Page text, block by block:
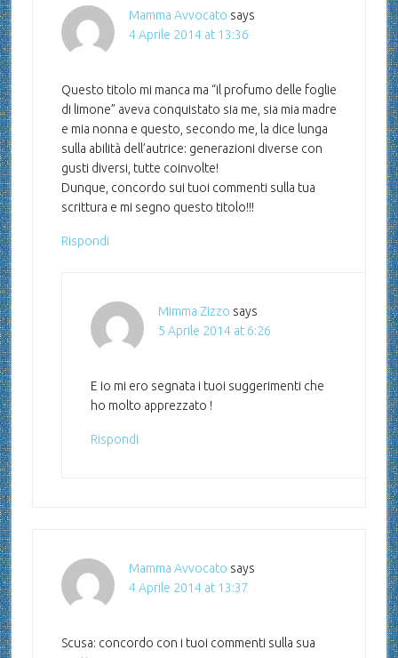
Mamma Avvocato says
4 Aprile 2014 at 13:36
Questo titolo mi manca ma “il profumo delle foglie
di limone” aveva conquistato sia me, sia mia madre
e mia nonna e questo, secondo me, la dice lunga
sulla abilità dell’autrice: generazioni diverse con
gusti diversi, tutte coinvolte!
Dunque, concordo sui tuoi commenti sulla tua
scrittura e mi segno questo titolo!!!
Rispondi
Mimma Zizzo says
5 Aprile 2014 at 6:26
E io mi ero segnata i tuoi suggerimenti che
ho molto apprezzato !
Rispondi
Mamma Avvocato says
4 Aprile 2014 at 13:37
Scusa: concordo con i tuoi commenti sulla sua